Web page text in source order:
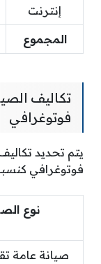
إنترنت
المجموع
تكاليف
فوتوغرافي
يتم تحديد
فوتوغرافي
نوع